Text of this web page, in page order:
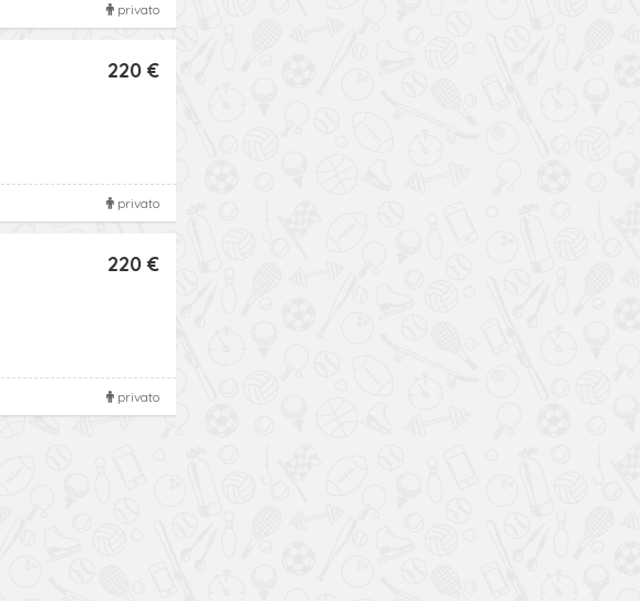
privato
220 €
privato
220 €
privato